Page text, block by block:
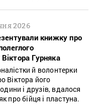
2026
книжку про
Гурняка
й волонтерки
Віктора його
і друзів, вдалося
про бійця і пластуна.